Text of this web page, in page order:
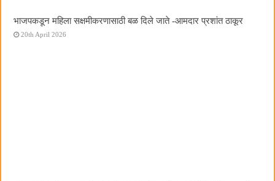
भाजपकडून महिला सक्षमीकरणासाठी बळ दिले जाते -आमदार प्रशांत ठाकूर
20th April 2026